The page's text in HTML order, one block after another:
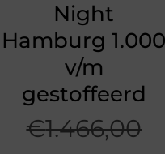
Night
Hamburg 1.000
v/m
gestoffeerd
€1.466,00